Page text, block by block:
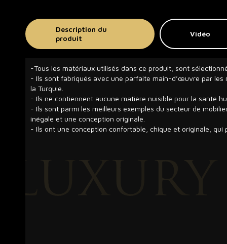
Description du
produit
Vidéo
-Tous les matériaux utilisés dans ce produit, sont
- Ils sont fabriqués avec une parfaite main-d’œuvre par les
la Turquie.
- Ils ne contiennent aucune matière nuisible pour la santé
- Ils sont parmi les meilleurs exemples du secteur de
inégale et une conception originale.
- Ils ont une conception confortable, chique et originale, qui